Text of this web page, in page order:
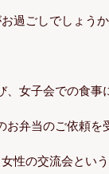
過ごしでしょうか
、女子会での食事
お弁当のご依頼を
性の交流会という